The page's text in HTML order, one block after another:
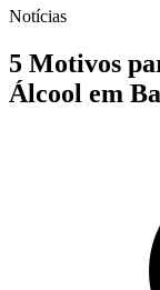
Notícias
5 Motivos
Álcool em